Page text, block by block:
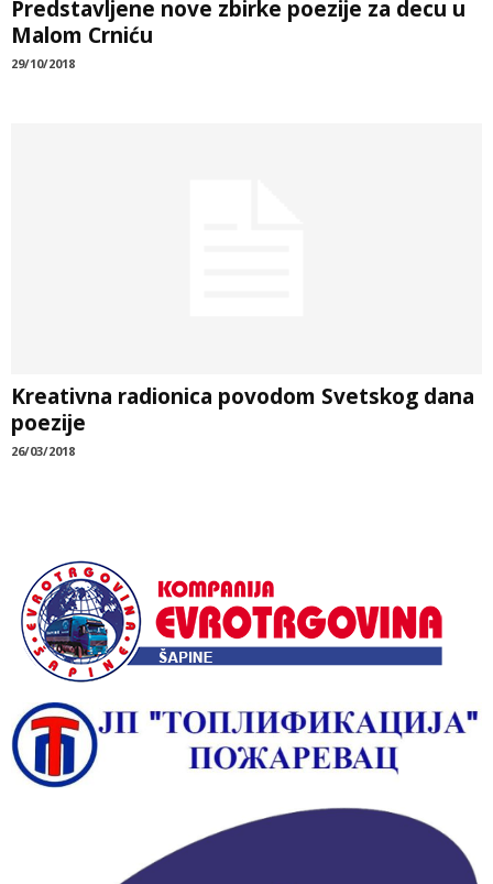
Predstavljene nove zbirke poezije za decu u
Malom Crniću
29/10/2018
Kreativna radionica povodom Svetskog dana
poezije
26/03/2018